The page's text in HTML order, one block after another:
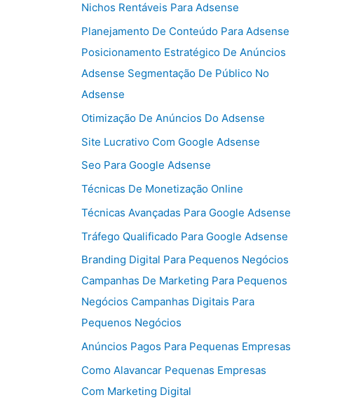
Nichos Rentáveis Para Adsense
Planejamento De Conteúdo Para Adsense
Posicionamento Estratégico De Anúncios
Adsense Segmentação De Público No
Adsense
Otimização De Anúncios Do Adsense
Site Lucrativo Com Google Adsense
Seo Para Google Adsense
Técnicas De Monetização Online
Técnicas Avançadas Para Google Adsense
Tráfego Qualificado Para Google Adsense
Branding Digital Para Pequenos Negócios
Campanhas De Marketing Para Pequenos
Negócios Campanhas Digitais Para
Pequenos Negócios
Anúncios Pagos Para Pequenas Empresas
Como Alavancar Pequenas Empresas
Com Marketing Digital